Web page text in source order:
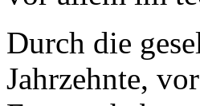
Durch die
Jahrzehnte,